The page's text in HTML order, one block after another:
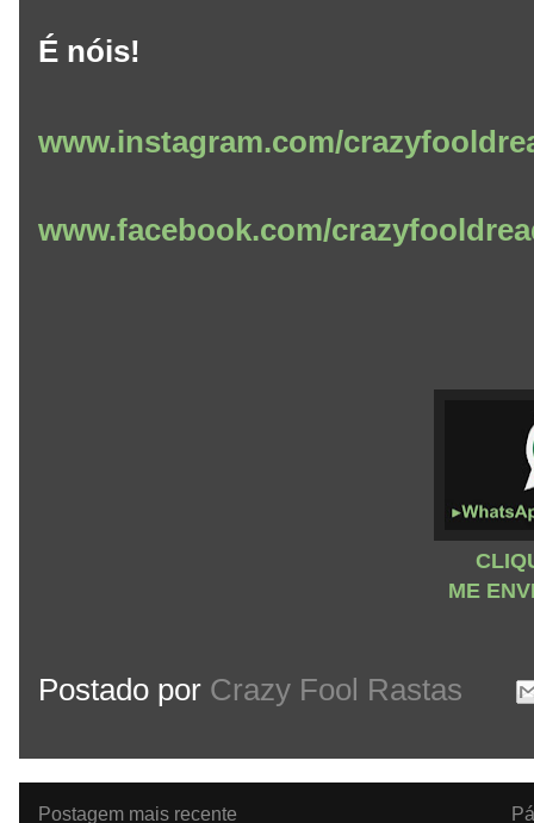
É nóis!
www.instagram.com/
www.facebook.com/
ME
Postado por Crazy Fool Rastas
Postagem mais recente